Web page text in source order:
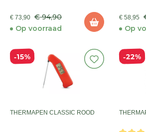
€ 73,90 € 94,90
Op voorraad
€ 58,95
Op
15%
THERMAPEN CLASSIC ROOD
22%